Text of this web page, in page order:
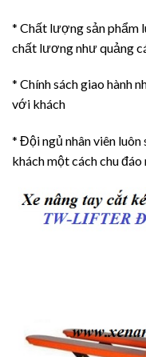
* Chất lượng sản phẩm
chất lương như quảng
* Chính sách giao hành
với khách
* Đội ngủ nhân viên luôn
khách một cách chu đáo